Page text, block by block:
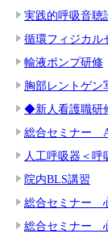
実践的呼吸音
循環フィジカ
輸液ポンプ研修
胸部レントゲン
◆新人看護職研
総合セミナー
人工呼吸器＜呼
院内BLS講習
総合セミナー
総合セミナー